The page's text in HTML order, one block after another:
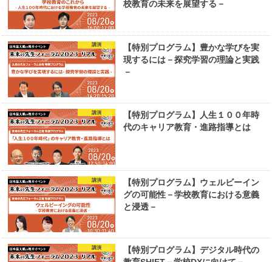
校教育の未来を展望する－
講演
【特別プログラム】豊かな学びを実
現するには－探究学習の理論と実践
－
講演
【特別プログラム】人生１００年時
代のキャリア教育・進路指導とは
講演
【特別プログラム】ウェルビーイン
グの可能性－学校教育における意義
と浸透－
講演
【特別プログラム】デジタル時代の